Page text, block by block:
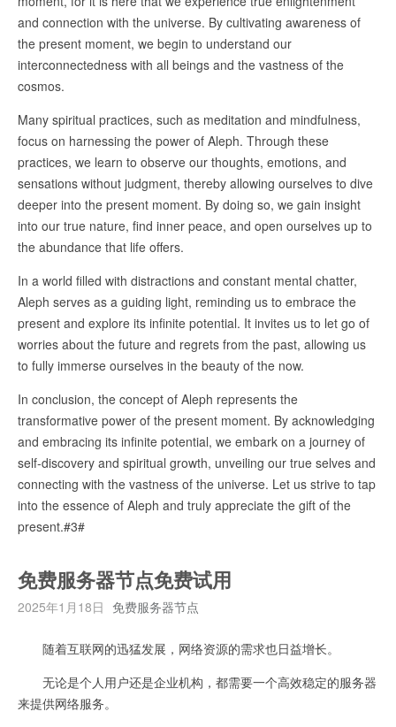
and connection with the universe. By cultivating awareness of
the present moment, we begin to understand our
interconnectedness with all beings and the vastness of the
cosmos.
Many spiritual practices, such as meditation and mindfulness,
focus on harnessing the power of Aleph. Through these
practices, we learn to observe our thoughts, emotions, and
sensations without judgment, thereby allowing ourselves to dive
deeper into the present moment. By doing so, we gain insight
into our true nature, find inner peace, and open ourselves up to
the abundance that life offers.
In a world filled with distractions and constant mental chatter,
Aleph serves as a guiding light, reminding us to embrace the
present and explore its infinite potential. It invites us to let go of
worries about the future and regrets from the past, allowing us
to fully immerse ourselves in the beauty of the now.
In conclusion, the concept of Aleph represents the
transformative power of the present moment. By acknowledging
and embracing its infinite potential, we embark on a journey of
self-discovery and spiritual growth, unveiling our true selves and
connecting with the vastness of the universe. Let us strive to tap
into the essence of Aleph and truly appreciate the gift of the
present.#3#
免费服务器节点免费试用
2025年1月18日 免费服务器节点
随着互联网的迅猛发展，网络资源的需求也日益增长。
无论是个人用户还是企业机构，都需要一个高效稳定的服务器
来提供网络服务。